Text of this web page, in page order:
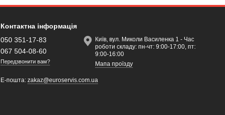
Контактна інформація
050 351-17-83
067 504-08-60
Передзвонити вам?
Київ, вул. Миколи Василенка 1 - Час
роботи складу: пн-чт: 9:00-17:00, пт:
9:00-16:00
Мапа проїзду
Е-пошта:zakaz@euroservis.com.ua